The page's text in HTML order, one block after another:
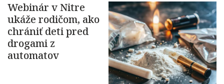
Webinár v Nitre
ukáže rodičom, ako
chrániť deti pred
drogami z
automatov